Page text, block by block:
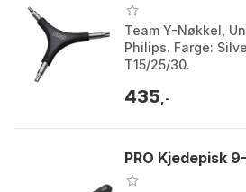
Team Y-Nøkkel,
Philips. Farge:
T15/25/30.
435 ,-
PRO Kjedepisk 9-